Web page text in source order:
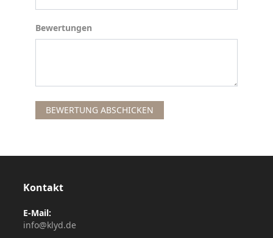
Bewertungen
Bewertungen
BEWERTUNG ABSCHICKEN
Kontakt
E-Mail:
info@klyd.de